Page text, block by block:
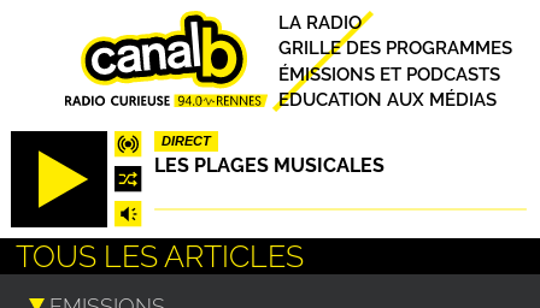
DIRECT
LES PLAGES MUSICALES
Principal
LA RADIO
GRILLE DES PROGRAMMES
ÉMISSIONS ET PODCASTS
EDUCATION AUX MÉDIAS
TOUS LES ARTICLES